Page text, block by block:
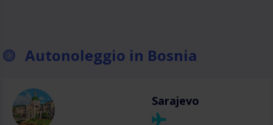
Autonoleggio in Bosnia
Sarajevo